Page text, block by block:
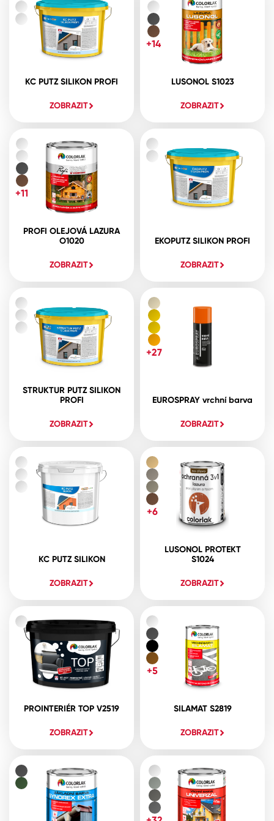
KC PUTZ SILIKON PROFI
ZOBRAZIT
LUSONOL S1023
ZOBRAZIT
+14
PROFI OLEJOVÁ LAZURA
O1020
ZOBRAZIT
+11
EKOPUTZ SILIKON PROFI
ZOBRAZIT
STRUKTUR PUTZ SILIKON
PROFI
ZOBRAZIT
EUROSPRAY vrchní barva
ZOBRAZIT
+27
KC PUTZ SILIKON
ZOBRAZIT
LUSONOL PROTEKT
S1024
ZOBRAZIT
+6
PROINTERIÉR TOP V2519
ZOBRAZIT
SILAMAT S2819
ZOBRAZIT
+5